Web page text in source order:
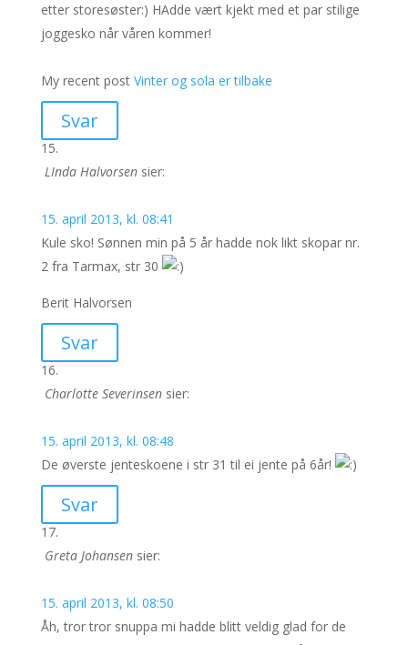
etter storesøster:) HAdde vært kjekt med et par stilige
joggesko når våren kommer!
My recent post Vinter og sola er tilbake
Svar
LInda Halvorsen sier:
15. april 2013, kl. 08:41
Kule sko! Sønnen min på 5 år hadde nok likt skopar nr.
2 fra Tarmax, str 30
Berit Halvorsen
Svar
Charlotte Severinsen sier:
15. april 2013, kl. 08:48
De øverste jenteskoene i str 31 til ei jente på 6år!
Svar
Greta Johansen sier:
15. april 2013, kl. 08:50
Åh, tror tror snuppa mi hadde blitt veldig glad for de